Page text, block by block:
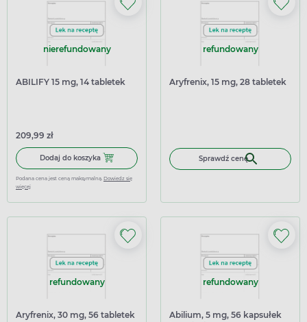
nierefundowany
ABILIFY 15 mg, 14 tabletek
209,99 zł
Dodaj do koszyka Dodaj do koszyka ABILIFY 15 mg, 14 tabletek
Podana cena jest ceną maksymalną. Dowiedz się
więcej
refundowany
Aryfrenix, 15 mg, 28 tabletek
Sprawdź cenę
refundowany
Aryfrenix, 30 mg, 56 tabletek
refundowany
Abilium, 5 mg, 56 kapsułek